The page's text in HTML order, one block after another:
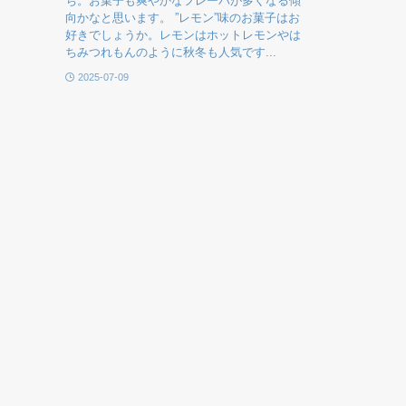
向かなと思います。 ”レモン”味のお菓子はお
好きでしょうか。レモンはホットレモンやは
ちみつれもんのように秋冬も人気です...
2025-07-09